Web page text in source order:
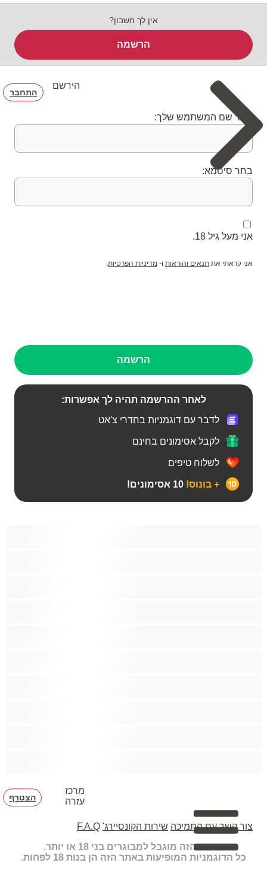
אין לך חשבון?
הרשמה
הירשם
התחבר
בחר שם המשתמש שלך:
בחר סיסמא:
אני מעל גיל 18.
אני קראתי את תנאים והוראות ו- מדיניות הפרטיות.
הרשמה
לאחר ההרשמה תהיה לך אפשרות:
לדבר עם דוגמניות בחדרי צ'אט
לקבל אסימונים בחינם
לשלוח טיפים
+ בונוס!
מרכז
עזרה
הצטרף
צור קשר עם התמיכה שירות הקונסיירג' F.A.Q
האתר הזה מוגבל למבוגרים בני 18 או יותר.
כל הדוגמניות המופיעות באתר הזה הן בנות 18 לפחות.